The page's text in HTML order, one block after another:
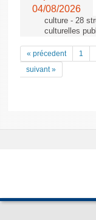
04/08/2026
culture - 28
culturelles
« précedent 1
suivant »